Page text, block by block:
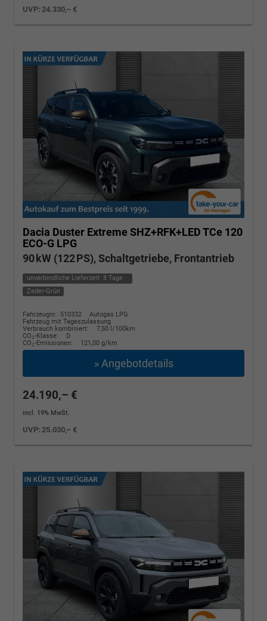
UVP:24.330,– €
Dacia Duster Extreme SHZ+RFK+LED TCe 120
ECO-G LPG
90 kW (122 PS), Schaltgetriebe, Frontantrieb
unverbindliche Lieferzeit: 8 Tage
Zeder-Grün
Fahrzeugnr.: 510332
Autogas LPG
Fahrzeug mit Tageszulassung
Verbrauch kombiniert:
7,50 l/100km
CO2-Klasse:
D
CO2-Emissionen: 121,00 g/km
» Angebotdetails
24.190,– €
incl. 19% MwSt.
UVP:25.030,– €